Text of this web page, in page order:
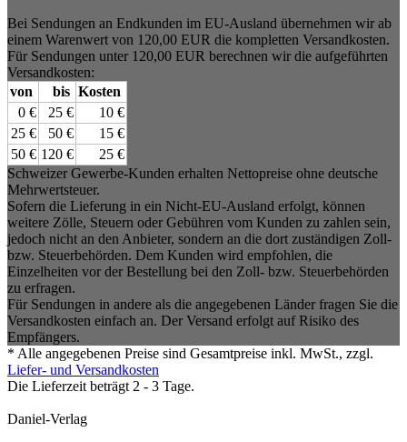
Bei Sendungen an Endkunden im EU-Ausland übernehmen wir ab
einem Warenwert von 120,00 EUR die kompletten Versandkosten.
Für Sendungen unter 120,00 EUR berechnen wir die aufgeführten
Versandkosten:
von
bis Kosten
0 €
25 €
10 €
25 €
50 €
15 €
50 € 120 €
25 €
Schweizer Gewerbe-Kunden erhalten Nettopreise ohne deutsche
Mehrwertsteuer.
Sofern die Lieferung in ein Nicht-EU-Ausland erfolgt, können
weitere Zölle, Steuern oder Gebühren vom Kunden zu zahlen sein,
jedoch nicht an den Anbieter, sondern an die dort zuständigen Zoll-
bzw. Steuerbehörden. Dem Kunden wird empfohlen, die
Einzelheiten vor der Bestellung bei den Zoll- bzw. Steuerbehörden
zu erfragen.
Für Sendungen in andere als die angegebenen Länder fragen Sie die
Versandkosten einfach an. Der Versand erfolgt auf Risiko des
Empfängers.
* Alle angegebenen Preise sind Gesamtpreise inkl. MwSt., zzgl.
Liefer- und Versandkosten
Die Lieferzeit beträgt 2 - 3 Tage.
Daniel-Verlag